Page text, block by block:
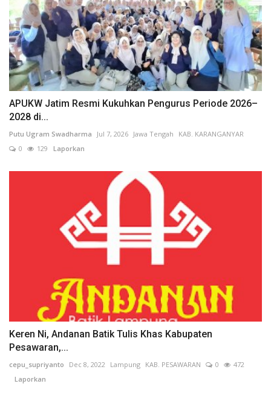
APUKW Jatim Resmi Kukuhkan Pengurus Periode 2026–
2028 di...
Putu Ugram Swadharma Jul 7, 2026 Jawa Tengah
KAB. KARANGANYAR
0
129 Laporkan
Keren Ni, Andanan Batik Tulis Khas Kabupaten
Pesawaran,...
cepu_supriyanto Dec 8, 2022 Lampung KAB. PESAWARAN 0
472
Laporkan